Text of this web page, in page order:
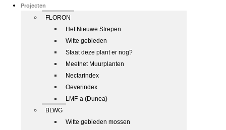
Projecten
FLORON
Het Nieuwe Strepen
Witte gebieden
Staat deze plant er nog?
Meetnet Muurplanten
Nectarindex
Oeverindex
LMF-a (Dunea)
BLWG
Witte gebieden mossen